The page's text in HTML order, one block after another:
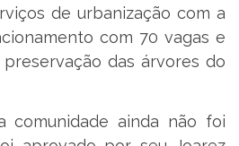
de urbanização com a
com 70 vagas e
das árvores do
comunidade ainda não foi